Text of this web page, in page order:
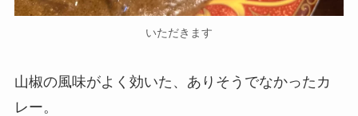
いただきます
山椒の風味がよく効いた、ありそうでなかったカ
レー。